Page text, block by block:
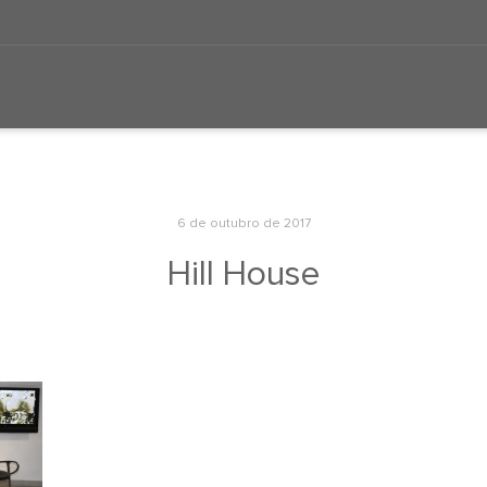
6 de outubro de 2017
Hill House